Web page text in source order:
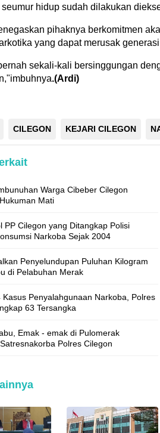
hidup sudah dilakukan
pihaknya berkomitmen
yang dapat merusak
sekali-kali bersinggungan
.(Ardi)
CILEGON KEJARI CILEGON
Warga Cibeber Cilegon
Mati
PP Cilegon yang Ditangkap Polisi
Narkoba Sejak 2004
Penyelundupan Puluhan Kilogram
di Pelabuhan Merak
Kasus Penyalahgunaan Narkoba, Polres
63 Tersangka
Emak - emak di Pulomerak
Polres Cilegon